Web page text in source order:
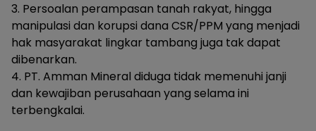
3. Persoalan perampasan tanah rakyat, hingga
manipulasi dan korupsi dana CSR/PPM yang menjadi
hak masyarakat lingkar tambang juga tak dapat
dibenarkan.
4. PT. Amman Mineral diduga tidak memenuhi janji
dan kewajiban perusahaan yang selama ini
terbengkalai.